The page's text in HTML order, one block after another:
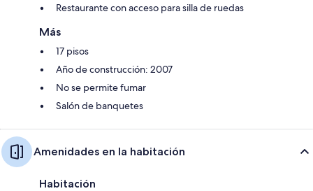
Restaurante con acceso para silla de ruedas
Más
17 pisos
Año de construcción: 2007
No se permite fumar
Salón de banquetes
Amenidades en la habitación
Habitación